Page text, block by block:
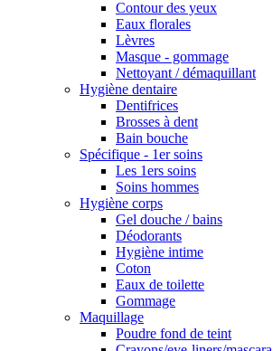
Contour des yeux
Eaux florales
Lèvres
Masque - gommage
Nettoyant / démaquillant
Hygiène dentaire
Dentifrices
Brosses à dent
Bain bouche
Spécifique - 1er soins
Les 1ers soins
Soins hommes
Hygiène corps
Gel douche / bains
Déodorants
Hygiène intime
Coton
Eaux de toilette
Gommage
Maquillage
Poudre fond de teint